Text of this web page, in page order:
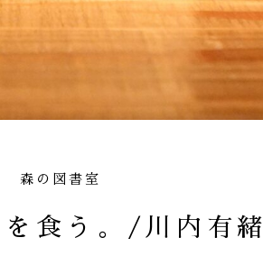
森の図書室
を食う。/川内有